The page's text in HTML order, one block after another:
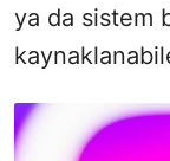
ya da sistem